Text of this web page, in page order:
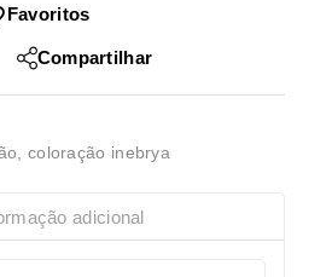
Favoritos
Compartilhar
, coloração inebrya
adicional